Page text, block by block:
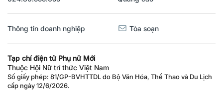
Thông tin doanh nghiệp Tòa soạn
Tạp chí điện tử Phụ nữ Mới
Thuộc Hội Nữ trí thức Việt Nam
Số giấy phép: 81/GP-BVHTTDL do Bộ Văn Hóa, Thể Thao và Du Lịch
cấp ngày 12/6/2026.